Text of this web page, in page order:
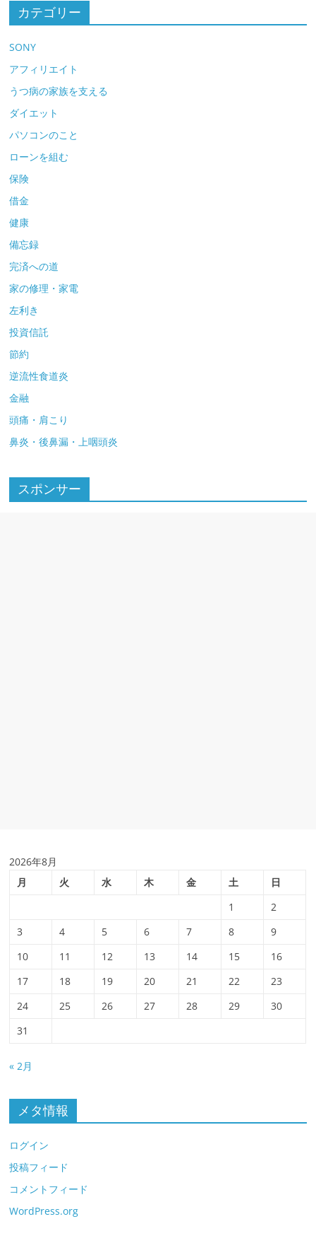
カテゴリー
SONY
アフィリエイト
うつ病の家族を支える
ダイエット
パソコンのこと
ローンを組む
保険
借金
健康
備忘録
完済への道
家の修理・家電
左利き
投資信託
節約
逆流性食道炎
金融
頭痛・肩こり
鼻炎・後鼻漏・上咽頭炎
スポンサー
2026年8月
月
火 水 木 金 土
日
1
2
3
4 5 6 7 8
9
10
11 12 13 14 15
16
17
18 19 20 21 22
23
24
25 26 27 28 29
30
31
« 2月
メタ情報
ログイン
投稿フィード
コメントフィード
WordPress.org